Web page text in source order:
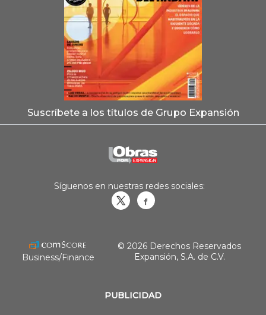
Suscríbete a los títulos de Grupo Expansión
PUBLICIDAD
Síguenos en nuestras redes sociales:
Business/Finance
© 2026 Derechos Reservados
Expansión, S.A. de C.V.